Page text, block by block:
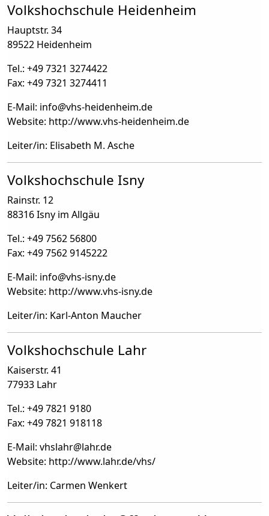
Volkshochschule Heidenheim
Hauptstr. 34
89522 Heidenheim
Tel.: +49 7321 3274422
Fax: +49 7321 3274411
E-Mail: info@vhs-heidenheim.de
Website: http://www.vhs-heidenheim.de
Leiter/in: Elisabeth M. Asche
Volkshochschule Isny
Rainstr. 12
88316 Isny im Allgäu
Tel.: +49 7562 56800
Fax: +49 7562 9145222
E-Mail: info@vhs-isny.de
Website: http://www.vhs-isny.de
Leiter/in: Karl-Anton Maucher
Volkshochschule Lahr
Kaiserstr. 41
77933 Lahr
Tel.: +49 7821 9180
Fax: +49 7821 918118
E-Mail: vhslahr@lahr.de
Website: http://www.lahr.de/vhs/
Leiter/in: Carmen Wenkert